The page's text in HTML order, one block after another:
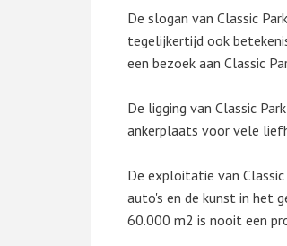
De slogan van Classic
tegelijkertijd ook
een bezoek aan Classic
De ligging van Classic
ankerplaats voor vele
De exploitatie van
auto's en de kunst in het
60.000 m2 is nooit een